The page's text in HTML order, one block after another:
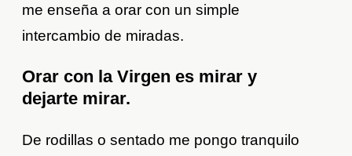
me enseña a orar con un simple
intercambio de miradas.
Orar con la Virgen es mirar y
dejarte mirar.
De rodillas o sentado me pongo tranquilo